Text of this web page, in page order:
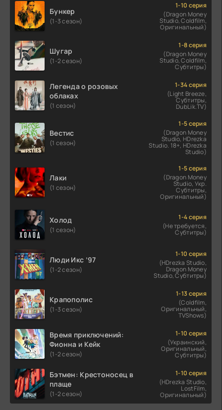
Бункер
(1-3 сезон)
1-10 серия
(Dragon Money
Studio, Coldfilm,
Оригинальный)
Шугар
(1-2 сезон)
1-8 серия
(Dragon Money
Studio, Coldfilm,
Субтитры)
Легенда о розовых
облаках
(1 сезон)
1-34 серия
(Light Breeze,
Субтитры,
DubLik.TV)
Вестис
(1 сезон)
1-5 серия
(Dragon Money
Studio, HDrezka
Studio. 18+, HDrezka
Studio)
Лаки
(1 сезон)
1-5 серия
(Dragon Money
Studio, Укр.
Субтитры,
Оригинальный)
Холод
(1 сезон)
1-4 серия
(Не требуется,
Субтитры)
Люди Икс ’97
(1-2 сезон)
1-10 серия
(HDrezka Studio,
Dragon Money
Studio, Субтитры)
Крапополис
(1-3 сезон)
1-13 серия
(Coldfilm,
Оригинальный,
TVShows)
Время приключений:
Фионна и Кейк
(1-2 сезон)
1-10 серия
(Украинский,
Оригинальный,
Субтитры)
Бэтмен: Крестоносец в
плаще
(1-2 сезон)
1-10 серия
(HDrezka Studio,
LostFilm,
Оригинальный)